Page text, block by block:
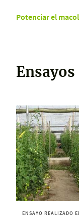
Potenciar el
ENSAYO REALIZADO